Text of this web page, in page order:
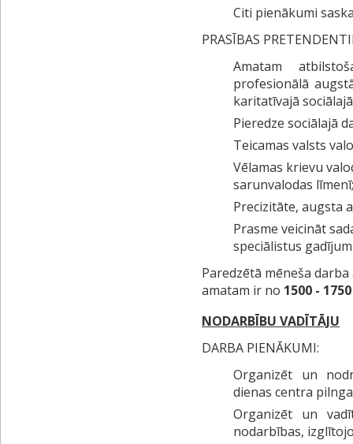
Citi pienākumi
PRASĪBAS
Amatam
profesionālā
karitatīvajā
Pieredze sociālajā
Teicamas valsts
Vēlamas krievu
sarunvalodas līmenī;
Precizitāte, augsta
Prasme veicināt
speciālistus
Paredzētā mēneša
amatam ir no 1500 -
NODARBĪBU VADĪTĀJU
DARBA PIENĀKUMI:
Organizēt un
dienas centra
Organizēt un
nodarbības,